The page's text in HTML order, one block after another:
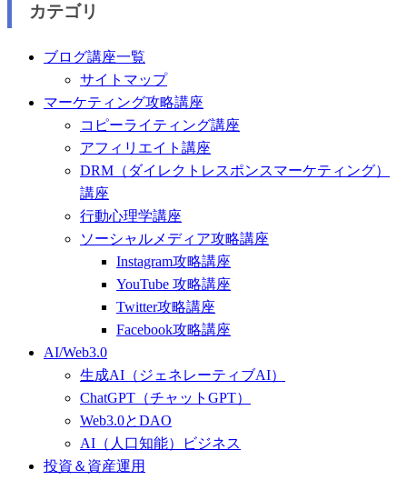
カテゴリ
ブログ講座一覧
サイトマップ
マーケティング攻略講座
コピーライティング講座
アフィリエイト講座
DRM（ダイレクトレスポンスマーケティング）
講座
行動心理学講座
ソーシャルメディア攻略講座
Instagram攻略講座
YouTube 攻略講座
Twitter攻略講座
Facebook攻略講座
AI/Web3.0
生成AI（ジェネレーティブAI）
ChatGPT（チャットGPT）
Web3.0とDAO
AI（人口知能）ビジネス
投資＆資産運用